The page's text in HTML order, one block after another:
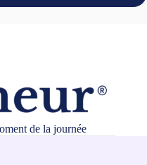
de la journée